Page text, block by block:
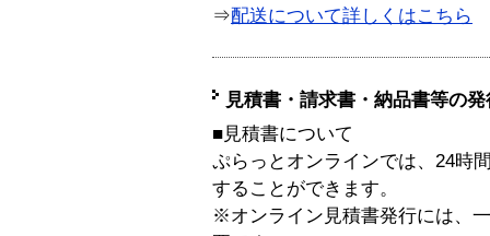
⇒配送について詳しくはこちら
見積書・請求書・納品書等の
■見積書について
ぷらっとオンラインでは、24時
することができます。
※オンライン見積書発行には、